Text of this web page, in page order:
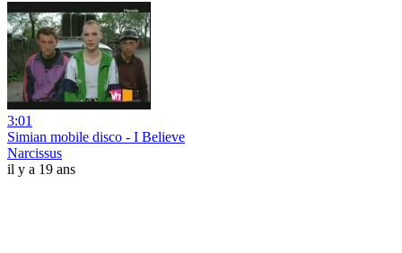
3:01
Simian mobile disco - I Believe
Narcissus
il y a 19 ans